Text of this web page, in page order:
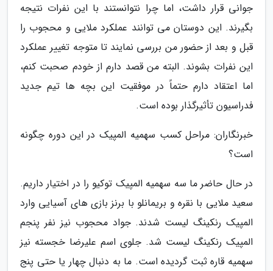
جوانی قرار داشت، اما چرا نتوانستند با این نفرات نتیجه
بگیرند. این دوستان می توانند عملکرد ملایی و محجوب را
قبل و بعد از حضور من بررسی نمایند تا متوجه تغییر عملکرد
این نفرات بشوند. البته من قصد دارم از خودم صحبت کنم،
اما اعتقاد دارم حتماً در موفقیت این بچه ها تیم جدید
فدراسیون تأثیرگذار بوده است.
خبرنگاران: مراحل کسب سهمیه المپیک در این دوره چگونه
است؟
در حال حاضر ما سه سهمیه المپیک توکیو را در اختیار داریم.
سعید ملایی با نقره و بریمانلو با برنز بازی های آسیایی وارد
المپیک رنکینگ لیست شدند. جواد محجوب نیز نفر پنجم
المپیک رنکینگ لیست شد. جلوی اسم علیرضا خجسته نیز
سهمیه قاره ثبت گردیده است. ما به دنبال چهار یا حتی پنج